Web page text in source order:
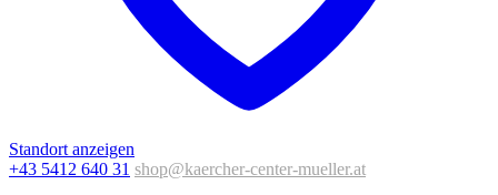
Standort anzeigen
+43 5412 640 31 shop@kaercher-center-mueller.at